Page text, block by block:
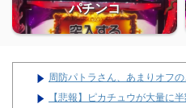
パチンコ
周防パトラさん、あまりオフ
【悲報】ピカチュウが大量に